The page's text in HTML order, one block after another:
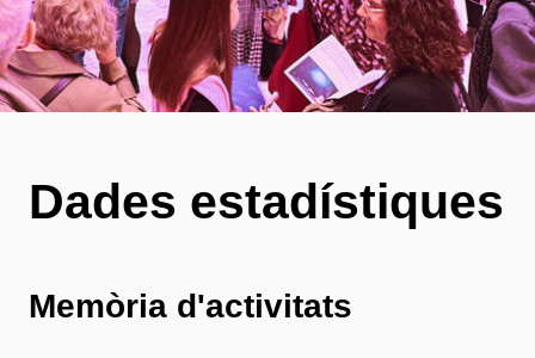
Dades estadístiques
Memòria d'activitats